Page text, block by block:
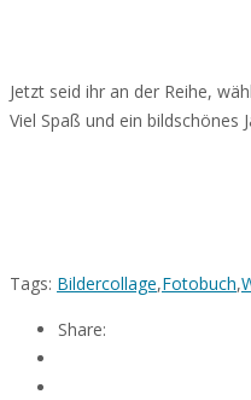
Jetzt seid ihr an der Reihe,
Viel Spaß und ein bildschönes
Tags: Bildercollage,Fotobuch,
Share: